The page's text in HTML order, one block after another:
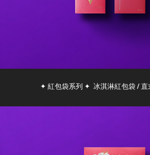
✦ 紅包袋系列 ✦ 冰淇淋紅包袋 / 直